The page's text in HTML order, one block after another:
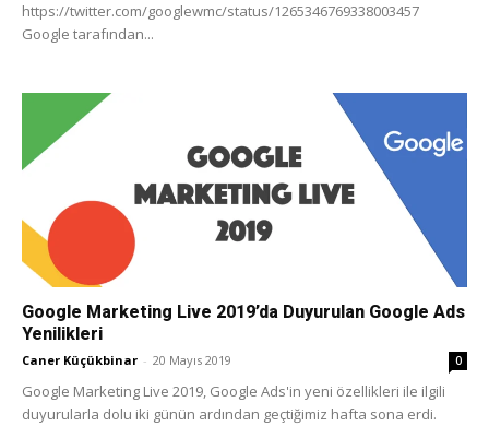
https://twitter.com/googlewmc/status/1265346769338003457
Google tarafından...
Google Marketing Live 2019’da Duyurulan Google Ads
Yenilikleri
Caner Küçükbinar - 20 Mayıs 2019 0
Google Marketing Live 2019, Google Ads'in yeni özellikleri ile ilgili
duyurularla dolu iki günün ardından geçtiğimiz hafta sona erdi.